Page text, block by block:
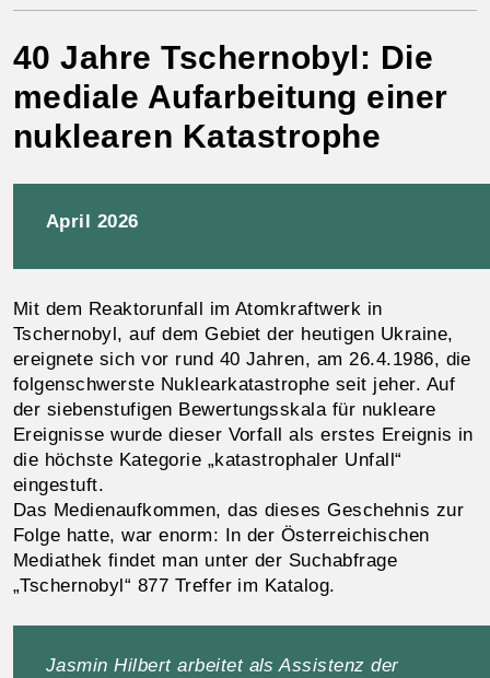
40 Jahre Tschernobyl: Die
mediale Aufarbeitung einer
nuklearen Katastrophe
April 2026
Mit dem Reaktorunfall im Atomkraftwerk in
Tschernobyl, auf dem Gebiet der heutigen Ukraine,
ereignete sich vor rund 40 Jahren, am 26.4.1986, die
folgenschwerste Nuklearkatastrophe seit jeher. Auf
der siebenstufigen Bewertungsskala für nukleare
Ereignisse wurde dieser Vorfall als erstes Ereignis in
die höchste Kategorie „katastrophaler Unfall“
eingestuft.
Das Medienaufkommen, das dieses Geschehnis zur
Folge hatte, war enorm: In der Österreichischen
Mediathek findet man unter der Suchabfrage
„Tschernobyl“ 877 Treffer im Katalog.
Jasmin Hilbert arbeitet als Assistenz der